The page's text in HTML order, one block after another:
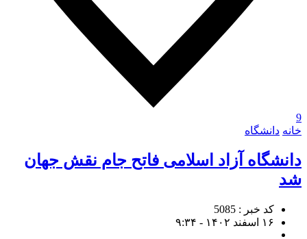
9
خانه دانشگاه
دانشگاه آزاد اسلامی فاتح جام نقش جهان
شد
کد خبر : 5085
۱۶ اسفند ۱۴۰۲ - ۹:۳۴